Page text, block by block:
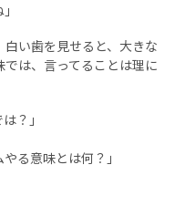
い歯を見せると、大きな
は、言ってることは理に
？」
る意味とは何？」